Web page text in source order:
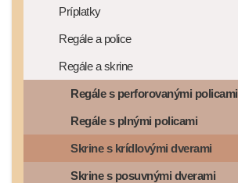
Príplatky
Regále a police
Regále a skrine
Regále s perforovanými policami
Regále s plnými policami
Skrine s krídlovými dverami
Skrine s posuvnými dverami